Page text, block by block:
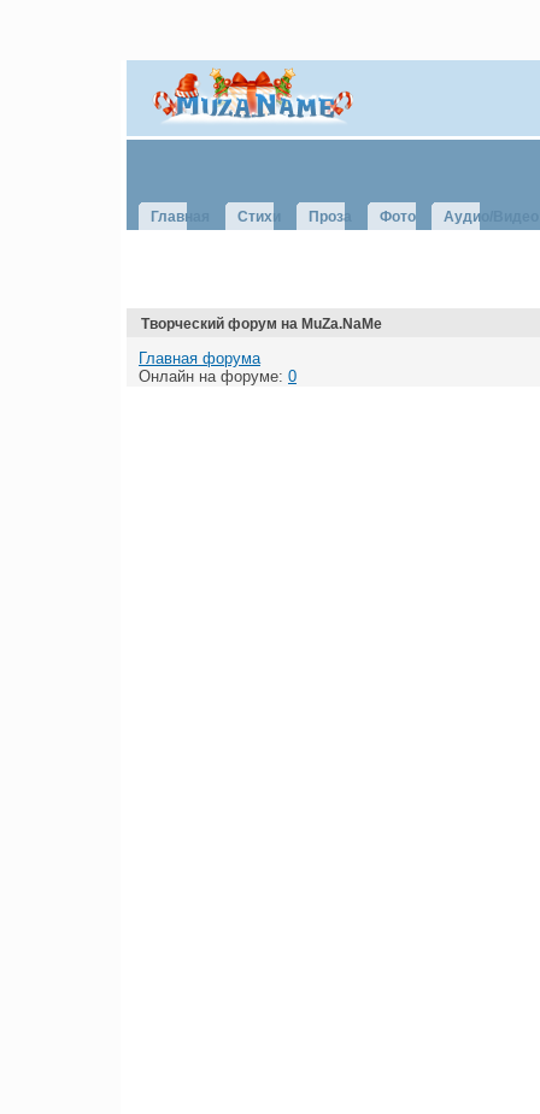
Главная Стихи Проза Фото Аудио/Видео
Творческий форум на MuZa.NaMe
Главная форума
Онлайн на форуме: 0